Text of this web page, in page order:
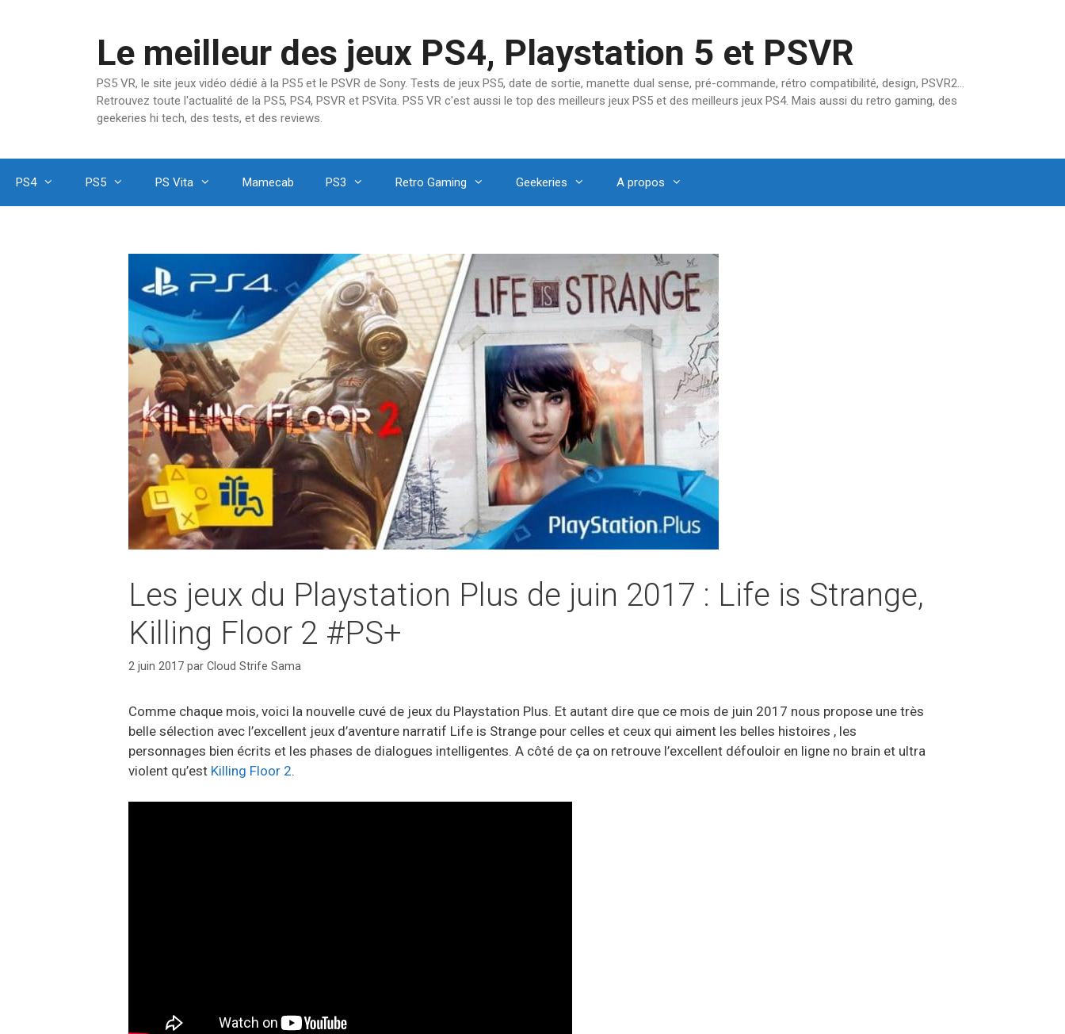
Le meilleur des jeux PS4, Playstation 5 et PSVR
PS5 VR, le site jeux vidéo dédié à la PS5 et le PSVR de Sony. Tests de jeux PS5, date de sortie, manette dual sense, pré-commande, rétro compatibilité, design, PSVR2…
Retrouvez toute l'actualité de la PS5, PS4, PSVR et PSVita. PS5 VR c'est aussi le top des meilleurs jeux PS5 et des meilleurs jeux PS4. Mais aussi du retro gaming, des
geekeries hi tech, des tests, et des reviews.
PS4 PS5 PS Vita Mamecab PS3 Retro Gaming Geekeries A propos
Les jeux du Playstation Plus de juin 2017 : Life is Strange,
Killing Floor 2 #PS+
2 juin 2017 par Cloud Strife Sama
Comme chaque mois, voici la nouvelle cuvé de jeux du Playstation Plus. Et autant dire que ce mois de juin 2017 nous propose une très
belle sélection avec l’excellent jeux d’aventure narratif Life is Strange pour celles et ceux qui aiment les belles histoires , les
personnages bien écrits et les phases de dialogues intelligentes. A côté de ça on retrouve l’excellent défouloir en ligne no brain et ultra
violent qu’est Killing Floor 2.